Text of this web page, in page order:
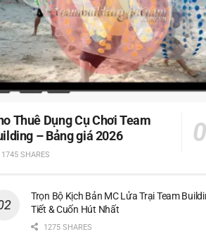
Thuê Dụng Cụ Chơi Team
– Bảng giá 2026
1745 SHARES
Trọn Bộ Kịch Bản MC Lửa Trại Team
Tiết & Cuốn Hút Nhất
1275 SHARES